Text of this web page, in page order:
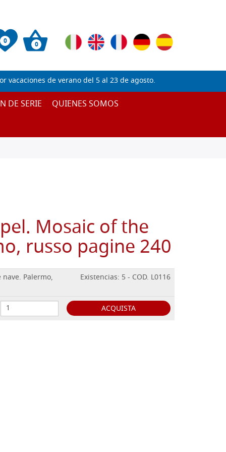
0 0
vacaciones de verano del 5 al 23 de agosto.
DE SERIE QUIENES SOMOS
Mosaic of the
russo pagine 240
Palermo, Existencias: 5 - COD. L0116
ACQUISTA